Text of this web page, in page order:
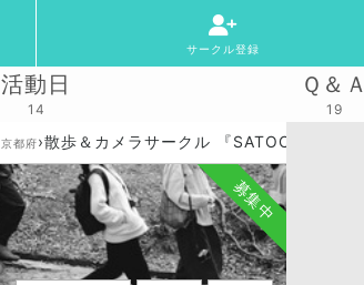
サークル登録
活動日
14
Ｑ＆Ａ
19
京都府›散歩＆カメラサークル 『SATOCA』 🌳📷
募集中